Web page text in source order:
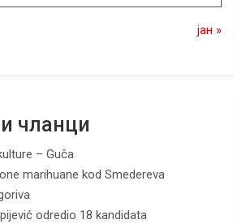
јан »
чланци
– Guča
marihuane kod Smedereva
odredio 18 kandidata